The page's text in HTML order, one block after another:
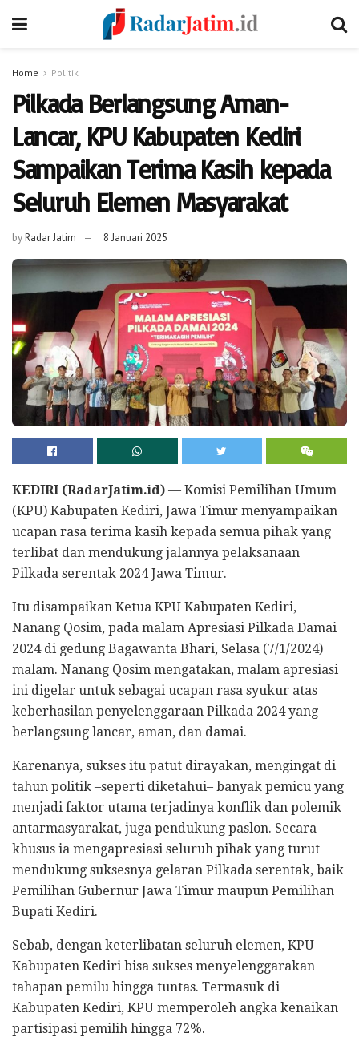
Home Politik
Pilkada Berlangsung Aman-
Lancar, KPU Kabupaten Kediri
Sampaikan Terima Kasih kepada
Seluruh Elemen Masyarakat
byRadar Jatim 8 Januari 2025
KEDIRI (RadarJatim.id) — Komisi Pemilihan Umum
(KPU) Kabupaten Kediri, Jawa Timur menyampaikan
ucapan rasa terima kasih kepada semua pihak yang
terlibat dan mendukung jalannya pelaksanaan
Pilkada serentak 2024 Jawa Timur.
Itu disampaikan Ketua KPU Kabupaten Kediri,
Nanang Qosim, pada malam Apresiasi Pilkada Damai
2024 di gedung Bagawanta Bhari, Selasa (7/1/2024)
malam. Nanang Qosim mengatakan, malam apresiasi
ini digelar untuk sebagai ucapan rasa syukur atas
keberhasilan penyelenggaraan Pilkada 2024 yang
berlangsung lancar, aman, dan damai.
Karenanya, sukses itu patut dirayakan, mengingat di
tahun politik –seperti diketahui– banyak pemicu yang
menjadi faktor utama terjadinya konflik dan polemik
antarmasyarakat, juga pendukung paslon. Secara
khusus ia mengapresiasi seluruh pihak yang turut
mendukung suksesnya gelaran Pilkada serentak, baik
Pemilihan Gubernur Jawa Timur maupun Pemilihan
Bupati Kediri.
Sebab, dengan keterlibatan seluruh elemen, KPU
Kabupaten Kediri bisa sukses menyelenggarakan
tahapan pemilu hingga tuntas. Termasuk di
Kabupaten Kediri, KPU memperoleh angka kenaikan
partisipasi pemilih hingga 72%.